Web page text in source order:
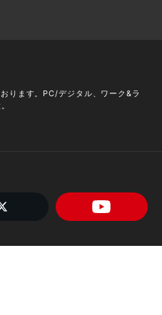
ります。PC/デジタル、ワーク&ラ